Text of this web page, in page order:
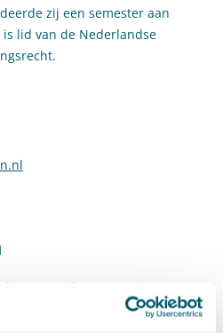
zij een semester aan
is lid van de Nederlandse
Project finance and PFI
- Legal